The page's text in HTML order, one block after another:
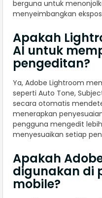
berguna untuk
menyeimbangkan
Apakah
AI untuk
pengeditan?
Ya, Adobe Lightroom
seperti Auto Tone,
secara otomatis
menerapkan
pengguna mengedit
menyesuaikan setiap
Apakah
digunakan di
mobile?